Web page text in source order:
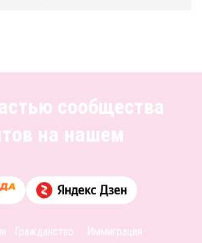
сообщества
на нашем
Гражданство Иммиграция